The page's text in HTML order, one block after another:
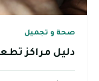
صحة و تجميل
دليل مراكز